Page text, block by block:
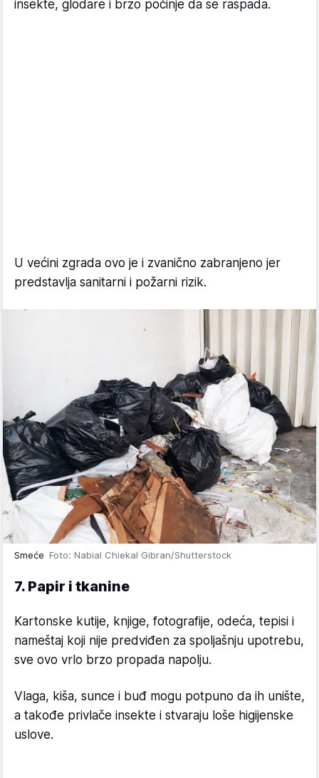
insekte, glodare i brzo počinje da se raspada.
U većini zgrada ovo je i zvanično zabranjeno jer
predstavlja sanitarni i požarni rizik.
Smeće Foto: Nabial Chiekal Gibran/Shutterstock
7. Papir i tkanine
Kartonske kutije, knjige, fotografije, odeća, tepisi i
nameštaj koji nije predviđen za spoljašnju upotrebu,
sve ovo vrlo brzo propada napolju.
Vlaga, kiša, sunce i buđ mogu potpuno da ih unište,
a takođe privlače insekte i stvaraju loše higijenske
uslove.